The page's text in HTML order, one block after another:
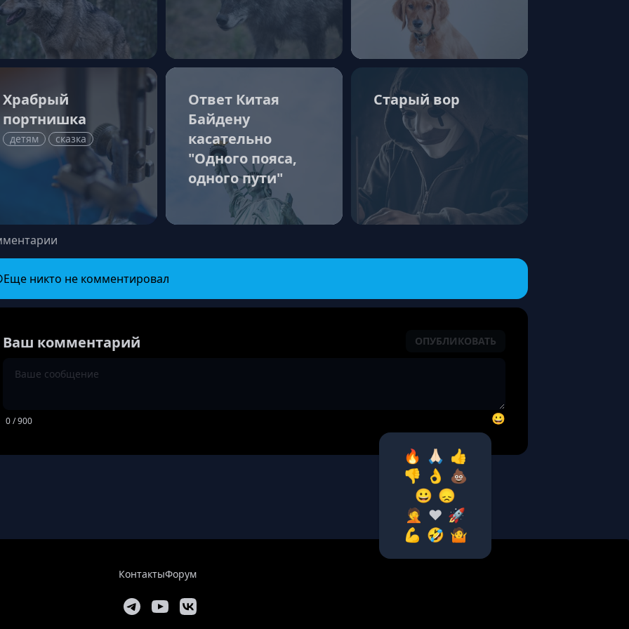
Храбрый
портнишка
детям сказка
Ответ Китая
Байдену
касательно
"Одного пояса,
одного пути"
Старый вор
Еще никто не комментировал
Ваш комментарий ОПУБЛИКОВАТЬ
0/ 900 😀
🔥 🙏🏻 👍
👎 👌 💩
😀 😞
🤦‍ ❤️ 🚀
💪 🤣 🤷‍
КонтактыФорум